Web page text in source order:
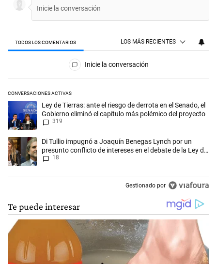
TODOS LOS COMENTARIOS LOS MÁS RECIENTES
Todos los comentarios
Inicie la conversación
CONVERSACIONES ACTIVAS
Este listado muestra los artículos con más comentarios en los
Un artículo de tendencia con el título "Ley de Tierras: ante el riesgo
Ley de Tierras: ante el riesgo de derrota en el Senado, el
Gobierno eliminó el capítulo más polémico del proyecto
319
Un artículo de tendencia con el título "Di Tullio impugnó a Joaquín
Di Tullio impugnó a Joaquín Benegas Lynch por un
presunto conflicto de intereses en el debate de la Ley de
Tierras
18
Gestionado por